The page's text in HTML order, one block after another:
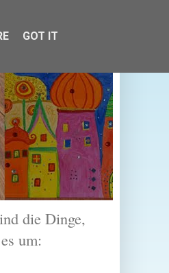
die Dinge,
um:
GOT IT